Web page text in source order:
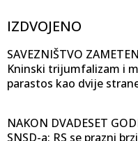
IZDVOJENO
SAVEZNIŠTVO
Kninski trijumfalizam i
parastos kao dvije
NAKON DVADESET
SNSD-a: RS se prazni